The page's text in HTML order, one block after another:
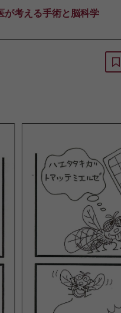
が考える手術と脳科学